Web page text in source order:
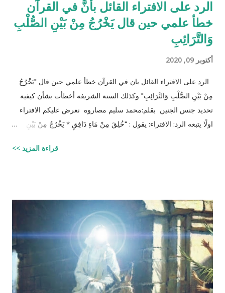
الرد على الافتراء القائل بأنَّ في القرآن
خطأ علمي حين قال يَخْرُجُ مِنْ بَيْنِ الصُّلْبِ
وَالتَّرَائِبِ
أكتوبر 09, 2020
الرد على الافتراء القائل بان في القرآن خطأ علمي حين قال "يَخْرُجُ
مِنْ بَيْنِ الصُّلْبِ وَالتَّرَائِبِ" وكذلك السنة الشريفة أخطأت بشأن كيفية
تحديد جنس الجنين بقلم:محمد سليم مصاروه نعرض عليكم الافتراء
اولًا يتبعه الرد: الافتراء: يقول : "خُلِقَ مِنْ مَاءٍ دَافِقٍ * يَخْرُجُ مِنْ بَيْنِ
المنطقة الصدرية عندها ( الترائب ) , و لا يتكون مني الرجل من منطقته
الصدريّة أيضاً ( الصلب ) هو يتكون في الخصيتين خارج البطن بعيداً عن
منطقة الصدر !! وهذا ايضاً حديث صحيح يوضح مقصد الآية اكثر :" ماء
الرجل أبيض وماء المرأة أصفر، فإذا اجتمعا فعلا مني الرجل مني
المرأة أذكرا بإذن الله، وإذا علا مني المرأة مني الرجل أنثا بإذن الله "
صحيح مسلم ‪http://fatwa.islamweb.net/fatwa/index.php?
قراءة المزيد >>